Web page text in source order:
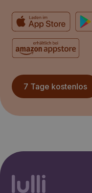
7 Tage kostenlos